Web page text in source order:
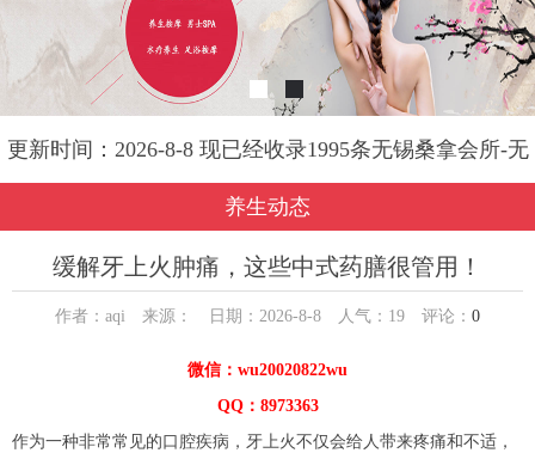
更新时间：2026-8-8 现已经收录1995条无锡桑拿会所-无
锡怡心阁养生网信息
养生动态
缓解牙上火肿痛，这些中式药膳很管用！
作者：aqi 来源： 日期：2026-8-8 人气： 19 评论： 0
微信：wu20020822wu
QQ：8973363
作为一种非常常见的口腔疾病，牙上火不仅会给人带来疼痛和不适，